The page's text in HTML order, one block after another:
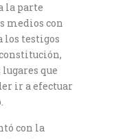
la parte
medios con
los testigos
que
ir a efectuar
con la